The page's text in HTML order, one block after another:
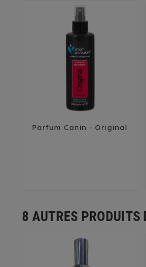
Parfum Canin - Original
8 AUTRES PRODUITS